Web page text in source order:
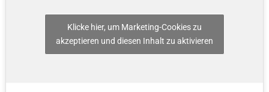
Klicke hier, um Marketing-Cookies zu
akzeptieren und diesen Inhalt zu aktivieren